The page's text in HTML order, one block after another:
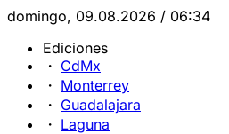
domingo, 09.08.2026 / 06:34
Ediciones
CdMx
Monterrey
Guadalajara
Laguna